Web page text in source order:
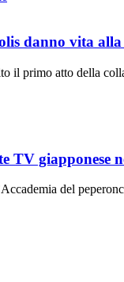
danno vita
il primo atto della
TV giapponese
del